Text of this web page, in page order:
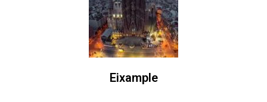
Eixample